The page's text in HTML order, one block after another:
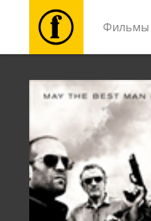
Фильмы
Культура
Мероприятия